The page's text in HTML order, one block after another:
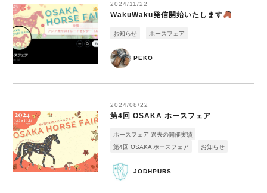
2024/11/22
WakuWaku発信開始いたします
PEKO
お知らせ ホースフェア
2024/08/22
第4回 OSAKA ホースフェア
JODHPURS
ホースフェア 過去の開催実績
第4回 OSAKA ホースフェア
お知らせ